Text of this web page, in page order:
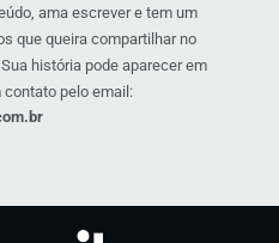
ama escrever e tem um
que queira compartilhar no
história pode aparecer em
contato pelo email: